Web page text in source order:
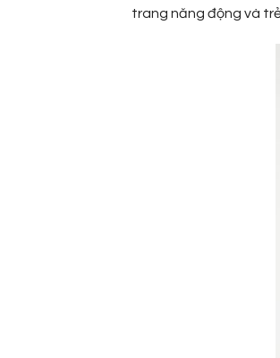
trang năng động và